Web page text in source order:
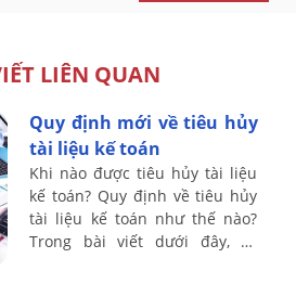
LIÊN QUAN
Quy định mới về tiêu hủy
tài liệu kế toán
Khi nào được tiêu hủy tài liệu
kế toán? Quy định về tiêu hủy
tài liệu kế toán như thế nào?
Trong bài viết dưới đây, kế